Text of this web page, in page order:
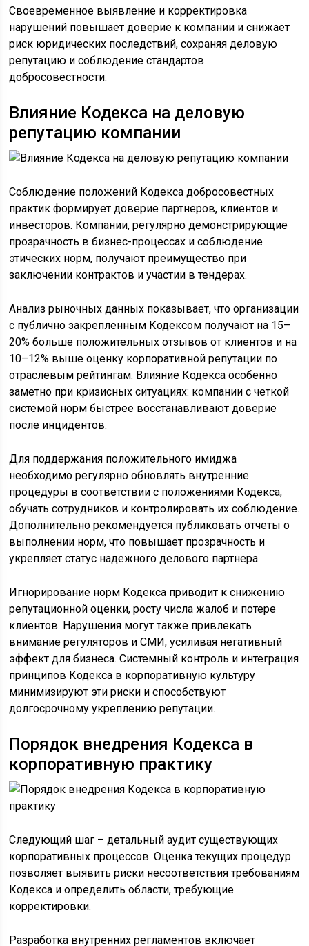
Своевременное выявление и корректировка
нарушений повышает доверие к компании и снижает
риск юридических последствий, сохраняя деловую
репутацию и соблюдение стандартов
добросовестности.
Влияние Кодекса на деловую
репутацию компании
Соблюдение положений Кодекса добросовестных
практик формирует доверие партнеров, клиентов и
инвесторов. Компании, регулярно демонстрирующие
прозрачность в бизнес-процессах и соблюдение
этических норм, получают преимущество при
заключении контрактов и участии в тендерах.
Анализ рыночных данных показывает, что организации
с публично закрепленным Кодексом получают на 15–
20% больше положительных отзывов от клиентов и на
10–12% выше оценку корпоративной репутации по
отраслевым рейтингам. Влияние Кодекса особенно
заметно при кризисных ситуациях: компании с четкой
системой норм быстрее восстанавливают доверие
после инцидентов.
Для поддержания положительного имиджа
необходимо регулярно обновлять внутренние
процедуры в соответствии с положениями Кодекса,
обучать сотрудников и контролировать их соблюдение.
Дополнительно рекомендуется публиковать отчеты о
выполнении норм, что повышает прозрачность и
укрепляет статус надежного делового партнера.
Игнорирование норм Кодекса приводит к снижению
репутационной оценки, росту числа жалоб и потере
клиентов. Нарушения могут также привлекать
внимание регуляторов и СМИ, усиливая негативный
эффект для бизнеса. Системный контроль и интеграция
принципов Кодекса в корпоративную культуру
минимизируют эти риски и способствуют
долгосрочному укреплению репутации.
Порядок внедрения Кодекса в
корпоративную практику
Следующий шаг – детальный аудит существующих
корпоративных процессов. Оценка текущих процедур
позволяет выявить риски несоответствия требованиям
Кодекса и определить области, требующие
корректировки.
Разработка внутренних регламентов включает